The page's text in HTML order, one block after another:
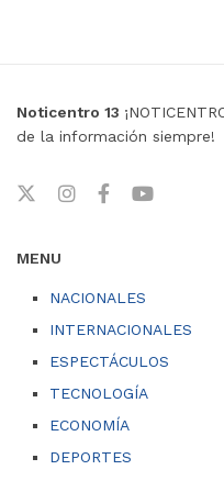
Noticentro 13
de la información siempre!
MENU
NACIONALES
INTERNACIONALES
ESPECTÁCULOS
TECNOLOGÍA
ECONOMÍA
DEPORTES